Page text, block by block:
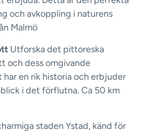
och avkoppling i naturens
Malmö
Utforska det pittoreska
och dess omgivande
en rik historia och erbjuder
i det förflutna. Ca 50 km
staden Ystad, känd för